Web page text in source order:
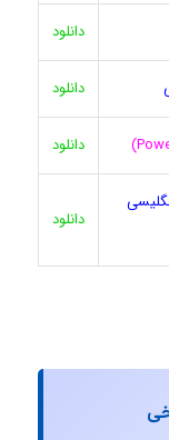
دانلود
دانلود
دانلود
دانلود